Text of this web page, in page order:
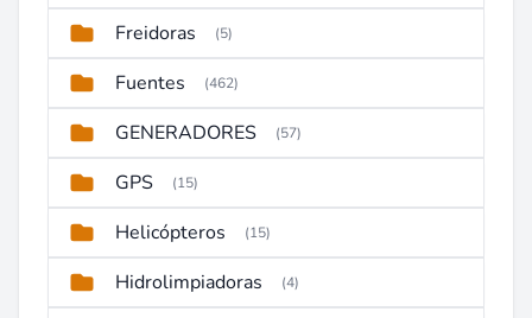
Freidoras (5)
Fuentes (462)
GENERADORES (57)
GPS (15)
Helicópteros (15)
Hidrolimpiadoras (4)